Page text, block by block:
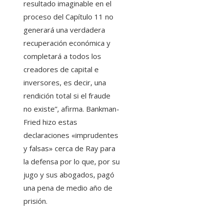
resultado imaginable en el
proceso del Capítulo 11 no
generará una verdadera
recuperación económica y
completará a todos los
creadores de capital e
inversores, es decir, una
rendición total si el fraude
no existe”, afirma. Bankman-
Fried hizo estas
declaraciones «imprudentes
y falsas» cerca de Ray para
la defensa por lo que, por su
jugo y sus abogados, pagó
una pena de medio año de
prisión.